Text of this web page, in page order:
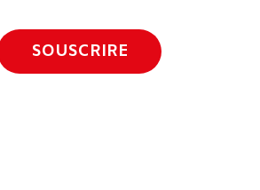
SOUSCRIRE